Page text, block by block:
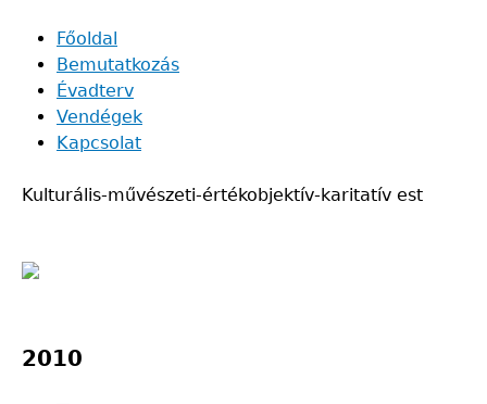
main
content
Main
navigation
Főoldal
Bemutatkozás
Évadterv
Vendégek
Kapcsolat
Kulturális-művészeti-értékobjektív-karitatív est
to
2010